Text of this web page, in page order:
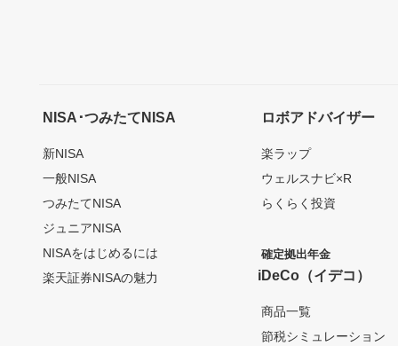
NISA･つみたてNISA
新NISA
一般NISA
つみたてNISA
ジュニアNISA
NISAをはじめるには
楽天証券NISAの魅力
ロボアドバイザー
楽ラップ
ウェルスナビ×R
らくらく投資
確定拠出年金
iDeCo（イデコ）
商品一覧
節税シミュレーション